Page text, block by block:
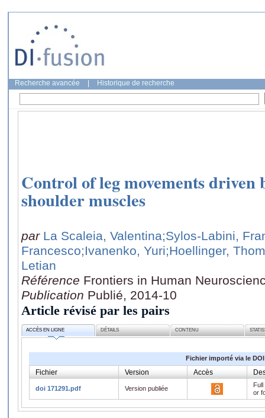
Recherche avancée Historique de recherche
Control of leg movements
shoulder muscles
par La Scaleia, Valentina;Sylos-Labini,
Francesco;Ivanenko, Yuri;Hoellinger,
Letian
Référence Frontiers in Human
Publication Publié, 2014-10
Article révisé par les pairs
ACCÈS EN LIGNE DÉTAILS CONTENU
Fichier importé via le DOI
Fichier Version Accès
doi 171291.pdf Version publiée
or